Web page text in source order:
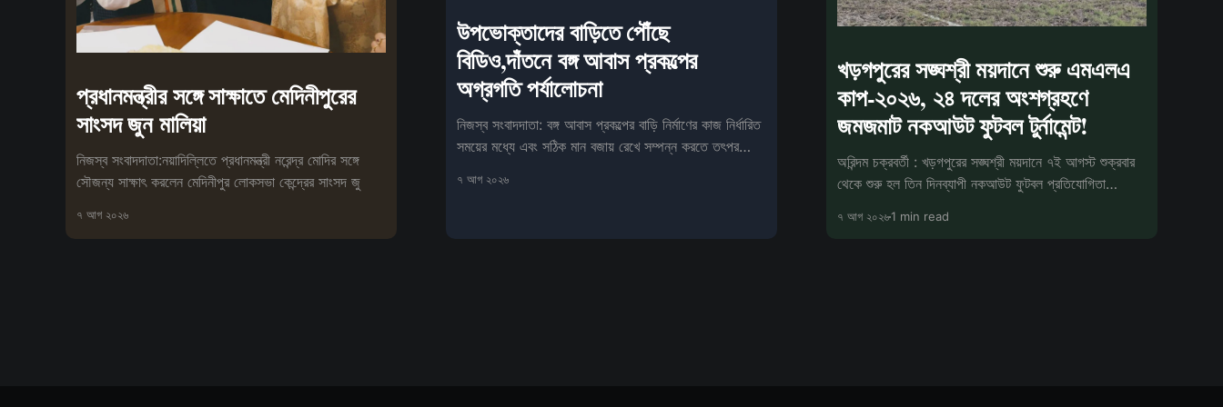
প্রধানমন্ত্রীর সঙ্গে সাক্ষাতে মেদিনীপুরের
সাংসদ জুন মালিয়া
নিজস্ব সংবাদদাতা:নয়াদিল্লিতে প্রধানমন্ত্রী নরেন্দ্র মোদির সঙ্গে
সৌজন্য সাক্ষাৎ করলেন মেদিনীপুর লোকসভা কেন্দ্রের সাংসদ জু
৭ আগ ২০২৬
উপভোক্তাদের বাড়িতে পৌঁছে
বিডিও,দাঁতনে বঙ্গ আবাস প্রকল্পের
অগ্রগতি পর্যালোচনা
নিজস্ব সংবাদদাতা: বঙ্গ আবাস প্রকল্পের বাড়ি নির্মাণের কাজ নির্ধারিত
সময়ের মধ্যে এবং সঠিক মান বজায় রেখে সম্পন্ন করতে তৎপর
৭ আগ ২০২৬
খড়গপুরের সঙ্ঘশ্রী ময়দানে শুরু এমএলএ
কাপ-২০২৬, ২৪ দলের অংশগ্রহণে
জমজমাট নকআউট ফুটবল টুর্নামেন্ট!
অরিন্দম চক্রবর্তী : খড়গপুরের সঙ্ঘশ্রী ময়দানে ৭ই আগস্ট শুক্রবার
থেকে শুরু হল তিন দিনব্যাপী নকআউট ফুটবল প্রতিযোগিতা
৭ আগ ২০২৬1 min read